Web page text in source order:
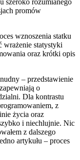
promów
wznoszenia statku
wrażenie statystyki
oraz krótki opis
– przedstawienie
o
Dla kontrastu
z
życia oraz
i niechlujnie. Nic
z dalszego
artykułu – proces